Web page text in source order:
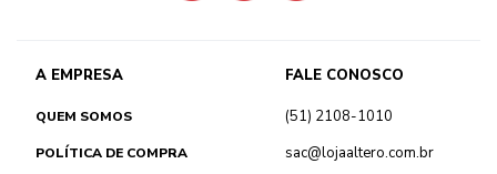
A EMPRESA
QUEM SOMOS
POLÍTICA DE COMPRA
FALE CONOSCO
(51) 2108-1010
sac@lojaaltero.com.br